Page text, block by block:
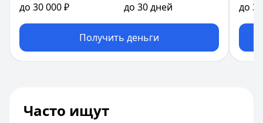
до 30 000 ₽ до 30 дней
Получить деньги
до
Часто ищут